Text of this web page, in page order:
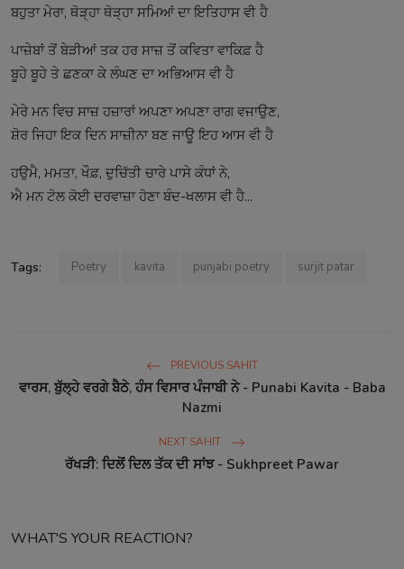
ਬਹੁਤਾ ਮੇਰਾ, ਥੋੜ੍ਹਾ ਥੋੜ੍ਹਾ ਸਮਿਆਂ ਦਾ ਇਤਿਹਾਸ ਵੀ ਹੈ
ਪਾਜ਼ੇਬਾਂ ਤੋਂ ਬੇੜੀਆਂ ਤਕ ਹਰ ਸਾਜ਼ ਤੋਂ ਕਵਿਤਾ ਵਾਕਿਫ਼ ਹੈ
ਬੂਹੇ ਬੂਹੇ ਤੇ ਛਣਕਾ ਕੇ ਲੰਘਣ ਦਾ ਅਭਿਆਸ ਵੀ ਹੈ
ਮੇਰੇ ਮਨ ਵਿਚ ਸਾਜ਼ ਹਜ਼ਾਰਾਂ ਅਪਣਾ ਅਪਣਾ ਰਾਗ ਵਜਾਉਣ,
ਸ਼ੋਰ ਜਿਹਾ ਇਕ ਦਿਨ ਸਾਜ਼ੀਨਾ ਬਣ ਜਾਊ ਇਹ ਆਸ ਵੀ ਹੈ
ਹਉਮੈ, ਮਮਤਾ, ਖੌਫ਼, ਦੁਚਿੱਤੀ ਚਾਰੇ ਪਾਸੇ ਕੰਧਾਂ ਨੇ,
ਐ ਮਨ ਟੋਲ ਕੋਈ ਦਰਵਾਜ਼ਾ ਹੋਣਾ ਬੰਦ-ਖਲਾਸ ਵੀ ਹੈ...
Tags: Poetry kavita punjabi poetry surjit patar
PREVIOUS SAHIT
ਵਾਰਸ, ਬੁੱਲ੍ਹੇ ਵਰਗੇ ਬੈਠੇ, ਹੰਸ ਵਿਸਾਰ ਪੰਜਾਬੀ ਨੇ - Punabi Kavita - Baba
Nazmi
NEXT SAHIT
ਰੱਖੜੀ: ਦਿਲੋਂ ਦਿਲ ਤੱਕ ਦੀ ਸਾਂਝ - Sukhpreet Pawar
WHAT'S YOUR REACTION?